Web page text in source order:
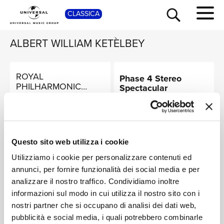
Questo sito web utilizza i cookie
Utilizziamo i cookie per personalizzare contenuti ed
annunci, per fornire funzionalità dei social media e per
analizzare il nostro traffico. Condividiamo inoltre
informazioni sul modo in cui utilizza il nostro sito con i
nostri partner che si occupano di analisi dei dati web,
pubblicità e social media, i quali potrebbero combinarle
CLASSICA
ALBERT WILLIAM KETÈLBEY
ROYAL
PHILHARMONIC
Phase 4 Stereo
Spectacular
THE BAND OF THE
GRENADIER GUARDS
The World of the
Military Band
Digitale
THE NEW
SYMPHONY
ORCHESTRA OF
LONDON, ROBERT
SHARPLES, THE NEW
SYMPHONY
ORCHESTRA OF
The World of Ketèlby
Digitale
SHOP
NEWS
RICERCA
CHI SIAMO